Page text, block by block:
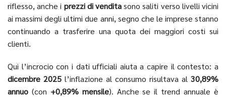
riflesso, anche i prezzi di venditasono saliti verso livelli vicini
ai massimi degli ultimi due anni, segno che le imprese stanno
continuando a trasferire una quota dei maggiori costi sui
clienti.
Qui l’incrocio con i dati ufficiali aiuta a capire il contesto: a
dicembre 2025 l’inflazione al consumo risultava al 30,89%
annuo (con +0,89% mensile). Anche se il trend annuale è